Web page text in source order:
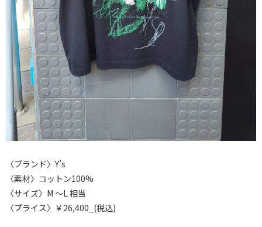
〈ブランド〉Y’s
〈素材〉コットン100%
〈サイズ〉M ～L 相当
〈プライス〉￥26,400_(税込)